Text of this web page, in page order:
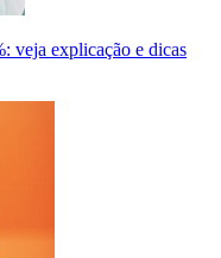
veja explicação e dicas